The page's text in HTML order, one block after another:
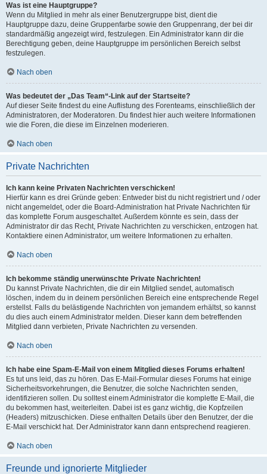
Was ist eine Hauptgruppe?
Wenn du Mitglied in mehr als einer Benutzergruppe bist, dient die
Hauptgruppe dazu, deine Gruppenfarbe sowie den Gruppenrang, der bei dir
standardmäßig angezeigt wird, festzulegen. Ein Administrator kann dir die
Berechtigung geben, deine Hauptgruppe im persönlichen Bereich selbst
festzulegen.
Nach oben
Was bedeutet der „Das Team“-Link auf der Startseite?
Auf dieser Seite findest du eine Auflistung des Forenteams, einschließlich der
Administratoren, der Moderatoren. Du findest hier auch weitere Informationen
wie die Foren, die diese im Einzelnen moderieren.
Nach oben
Private Nachrichten
Ich kann keine Privaten Nachrichten verschicken!
Hierfür kann es drei Gründe geben: Entweder bist du nicht registriert und / oder
nicht angemeldet, oder die Board-Administration hat Private Nachrichten für
das komplette Forum ausgeschaltet. Außerdem könnte es sein, dass der
Administrator dir das Recht, Private Nachrichten zu verschicken, entzogen hat.
Kontaktiere einen Administrator, um weitere Informationen zu erhalten.
Nach oben
Ich bekomme ständig unerwünschte Private Nachrichten!
Du kannst Private Nachrichten, die dir ein Mitglied sendet, automatisch
löschen, indem du in deinem persönlichen Bereich eine entsprechende Regel
erstellst. Falls du belästigende Nachrichten von jemandem erhältst, so kannst
du dies auch einem Administrator melden. Dieser kann dem betreffenden
Mitglied dann verbieten, Private Nachrichten zu versenden.
Nach oben
Ich habe eine Spam-E-Mail von einem Mitglied dieses Forums erhalten!
Es tut uns leid, das zu hören. Das E-Mail-Formular dieses Forums hat einige
Sicherheitsvorkehrungen, die Benutzer, die solche Nachrichten senden,
identifizieren sollen. Du solltest einem Administrator die komplette E-Mail, die
du bekommen hast, weiterleiten. Dabei ist es ganz wichtig, die Kopfzeilen
(Headers) mitzuschicken. Diese enthalten Details über den Benutzer, der die
E-Mail verschickt hat. Der Administrator kann dann entsprechend reagieren.
Nach oben
Freunde und ignorierte Mitglieder